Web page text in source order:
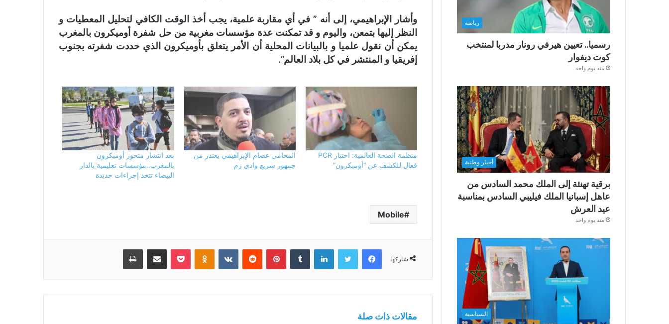
وأشار الإبراهيمي، إلى أنه ” في أي مقاربة علمية، يجب أخذ الوقت الكافي لتحليل المعطيات و
النظر إليها بتمعن، واليوم و قد تمكنت عدة مؤسسات مغربية من حل شفرة أوميكرون بالمغرب
يمكن أن نقول علميا و بالبيانات المحلية أن الأمر يتعلق بأوميكرون الذي حددت شفرته بجنوب
إفريقيا و المنتشر في كل بلاد العالم”.
منظمة الصحة العالمية: اختبار PCR
فعال للكشف عن “أوميكرون”
المحامي عصام الإبراهيمي يعتذر من
جمهور سريع وادي زم
بعد انتشار متحور أوميكرون
بالمغرب..مؤسسات تعليمية بالدار
البيضاء تتخذ إجراءات جديدة
Mobile
شاركها
فيسبوك تويتر لينكدإن بينتيريست Odnoklassniki
بوكيت مشاركة عبر البريد طباعة
مقالات ذات صلة
رياضة
رسميا.. تعيين هيرفي رونار مدربا لمنتخب
كوت ديفوار
منذ يوم واحد
أخبار وطنية
برقية تهنئة إلى الملك محمد السادس من
عاهل إسبانيا الملك فيليبي السادس بمناسبة
عيد العرش
منذ يوم واحد
السياسية